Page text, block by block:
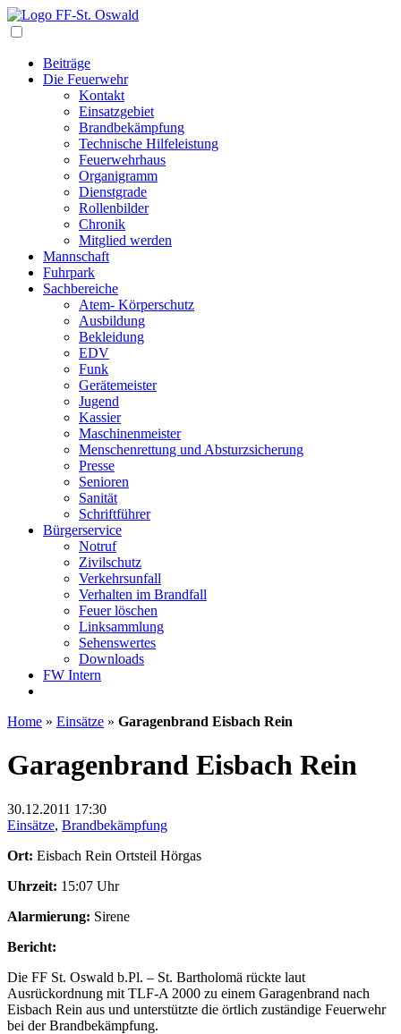
Beiträge
Die Feuerwehr
Kontakt
Einsatzgebiet
Brandbekämpfung
Technische Hilfeleistung
Feuerwehrhaus
Organigramm
Dienstgrade
Rollenbilder
Chronik
Mitglied werden
Mannschaft
Fuhrpark
Sachbereiche
Atem- Körperschutz
Ausbildung
Bekleidung
EDV
Funk
Gerätemeister
Jugend
Kassier
Maschinenmeister
Menschenrettung und Absturzsicherung
Presse
Senioren
Sanität
Schriftführer
Bürgerservice
Notruf
Zivilschutz
Verkehrsunfall
Verhalten im Brandfall
Feuer löschen
Linksammlung
Sehenswertes
Downloads
FW Intern
Home » Einsätze » Garagenbrand Eisbach Rein
Garagenbrand Eisbach Rein
30.12.2011 17:30
Einsätze, Brandbekämpfung
Ort: Eisbach Rein Ortsteil Hörgas
Uhrzeit: 15:07 Uhr
Alarmierung: Sirene
Bericht:
Die FF St. Oswald b.Pl. – St. Bartholomä rückte laut
Ausrückordnung mit TLF-A 2000 zu einem Garagenbrand nach
Eisbach Rein aus und unterstützte die örtlich zuständige Feuerwehr
bei der Brandbekämpfung.